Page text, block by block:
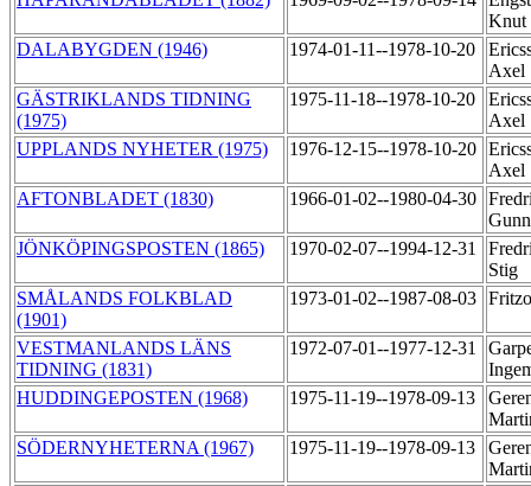
Knut
DALABYGDEN (1946)
1974-01-11--1978-10-20
Axel
GÄSTRIKLANDS TIDNING
(1975)
1975-11-18--1978-10-20
Axel
UPPLANDS NYHETER (1975)
1976-12-15--1978-10-20
Axel
AFTONBLADET (1830)
1966-01-02--1980-04-30
JÖNKÖPINGSPOSTEN (1865)
1970-02-07--1994-12-31
Stig
SMÅLANDS FOLKBLAD
(1901)
1973-01-02--1987-08-03
VESTMANLANDS LÄNS
TIDNING (1831)
1972-07-01--1977-12-31
HUDDINGEPOSTEN (1968)
1975-11-19--1978-09-13
SÖDERNYHETERNA (1967)
1975-11-19--1978-09-13